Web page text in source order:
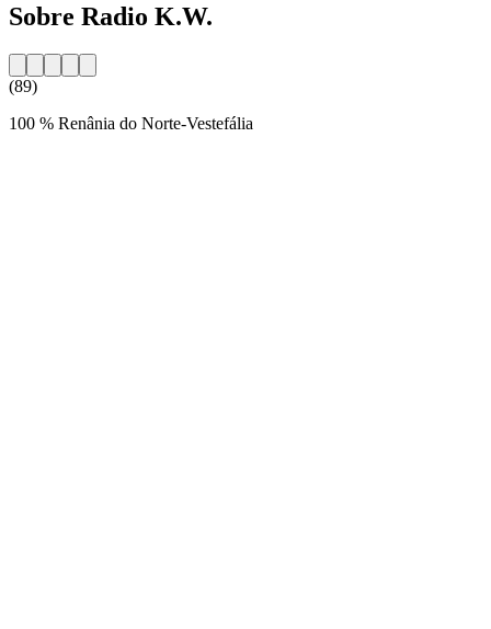
Sobre Radio K.W.
(89)
100 % Renânia do Norte-Vestefália